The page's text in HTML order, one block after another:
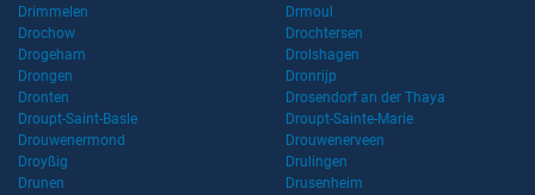
Drimmelen
Drmoul
Drochow
Drochtersen
Drogeham
Drolshagen
Drongen
Dronrijp
Dronten
Drosendorf an der Thaya
Droupt-Saint-Basle
Droupt-Sainte-Marie
Drouwenermond
Drouwenerveen
Droyßig
Drulingen
Drunen
Drusenheim